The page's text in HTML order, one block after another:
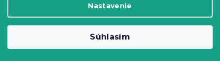
Nastavenie
Súhlasím